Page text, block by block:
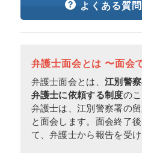
よくある質
弁護士面会とは 〜面会
弁護士面会とは、 江別警
弁護士に依頼する制度の
弁護士は、江別警察署の
と面会します。面会終了
て、弁護士から報告を受